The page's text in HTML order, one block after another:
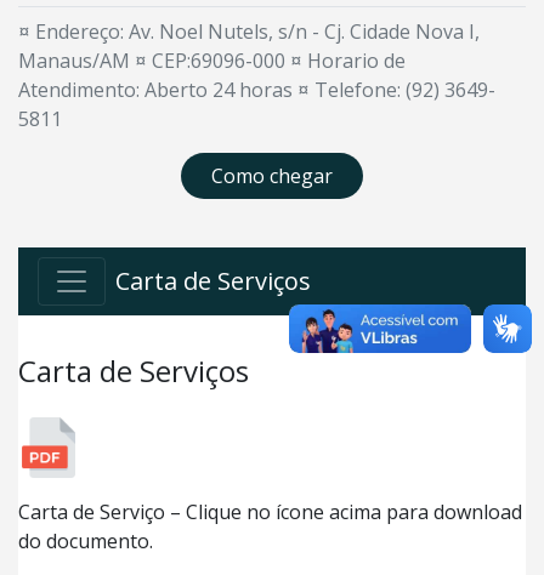
¤ Endereço: Av. Noel Nutels, s/n - Cj. Cidade Nova I,
Manaus/AM ¤ CEP:69096-000 ¤ Horario de
Atendimento: Aberto 24 horas ¤ Telefone: (92) 3649-
5811
Como chegar
Carta de Serviços
Carta de Serviços
Carta de Serviço – Clique no ícone acima para download
do documento.